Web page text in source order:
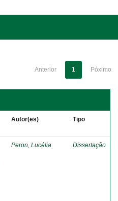
Anterior 1 Póximo
Autor(es) Tipo
Peron, Lucélia Dissertação